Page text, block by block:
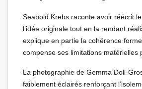
Seabold Krebs raconte avoir réécrit
l’idée originale tout en la rendant
explique en partie la cohérence
compense ses limitations matérielles
La photographie de Gemma Doll-
faiblement éclairés renforçant